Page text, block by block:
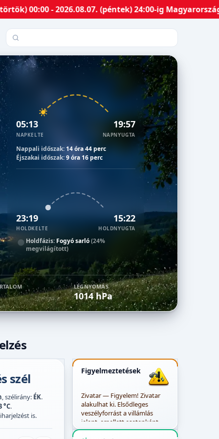
- 2026.08.07. (péntek) 24:00-ig Magyarország teljes
Település keresése
05:13
NAPKELTE
19:57
NAPNYUGTA
Nappali időszak: 14 óra 44 perc
Éjszakai időszak:9 óra 16 perc
23:19
HOLDKELTE
15:22
HOLDNYUGTA
Holdfázis: Fogyó sarló(24%
megvilágított)
LÉGNYOMÁS
1014 hPa
szél
, szélirány: ÉK.
°C.
is.
Figyelmeztetések
Zivatar — Figyelem! Zivatar
alakulhat ki. Elsődleges
veszélyforrást a villámlás
jelent, emellett esetenként
szélerősödés, jégeső